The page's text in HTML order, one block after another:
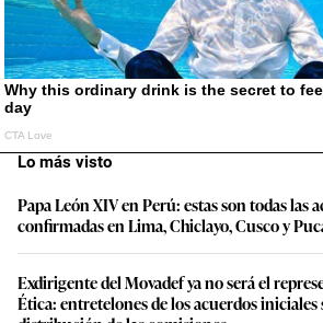
Lo más visto
Papa León XIV en Perú: estas son todas las
confirmadas en Lima, Chiclayo, Cusco y
Exdirigente del Movadef ya no será el
Ética: entretelones de los acuerdos iniciales